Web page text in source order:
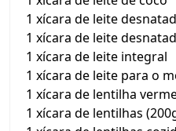
1 xícara de leite
1 xícara de leite
1 xícara de leite integral
1 xícara de leite para o
1 xícara de lentilha
1 xícara de lentilhas